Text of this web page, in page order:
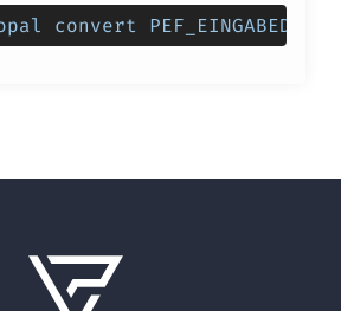
convert